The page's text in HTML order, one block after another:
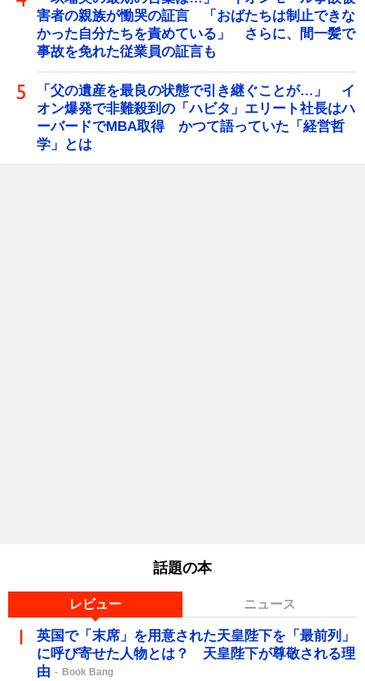
害者の親族が慟哭の証言 「おばたちは制止できな
かった自分たちを責めている」 さらに、間一髪で
事故を免れた従業員の証言も
「父の遺産を最良の状態で引き継ぐことが…」 イ
オン爆発で非難殺到の「ハビタ」エリート社長はハ
ーバードでMBA取得 かつて語っていた「経営哲
学」とは
話題の本
レビュー ニュース
英国で「末席」を用意された天皇陛下を「最前列」
に呼び寄せた人物とは？ 天皇陛下が尊敬される理
由
Book Bang